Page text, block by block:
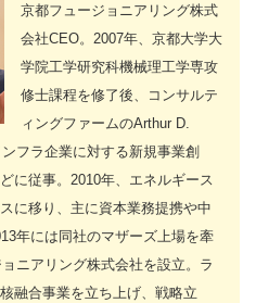
京都フュージョニアリング株式
会社CEO。2007年、京都大学大
学院工学研究科機械理工学専攻
修士課程を修了後、コンサルテ
ィングファームのArthur D.
フラ企業に対する新規事業創
に従事。2010年、エネルギース
に移り、主に資本業務提携や中
年には同社のマザーズ上場を牽
ニアリング株式会社を設立。ラ
融合事業を立ち上げ、戦略立